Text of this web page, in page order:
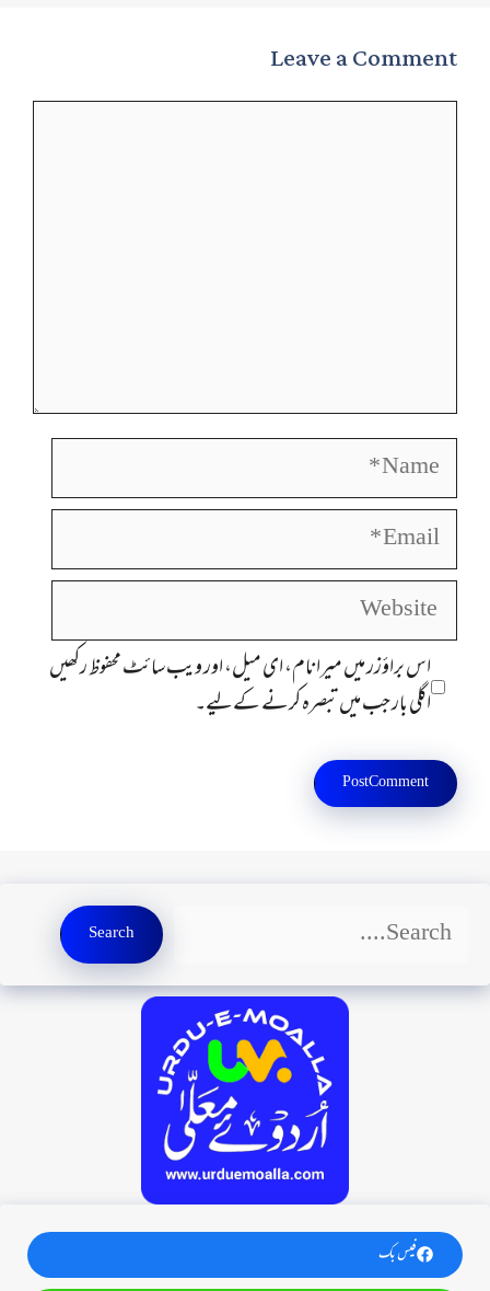
Leave a Comment
Name
Email
Website
اس براؤزر میں میرا نام، ای میل، اور ویب سائٹ محفوظ رکھیں
اگلی بار جب میں تبصرہ کرنے کےلیے۔
Search
Search
فیس بک